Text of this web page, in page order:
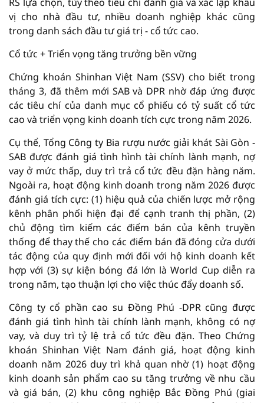
vị cho nhà đầu tư, nhiều doanh nghiệp khác cũng
trong danh sách đầu tư giá trị - cổ tức cao.
Cổ tức + Triển vọng tăng trưởng bền vững
Chứng khoán Shinhan Việt Nam (SSV) cho biết trong
tháng 3, đã thêm mới SAB và DPR nhờ đáp ứng được
các tiêu chí của danh mục cổ phiếu có tỷ suất cổ tức
cao và triển vọng kinh doanh tích cực trong năm 2026.
Cụ thể, Tổng Công ty Bia rượu nước giải khát Sài Gòn -
SAB được đánh giá tình hình tài chính lành mạnh, nợ
vay ở mức thấp, duy trì trả cổ tức đều đặn hàng năm.
Ngoài ra, hoạt động kinh doanh trong năm 2026 được
đánh giá tích cực: (1) hiệu quả của chiến lược mở rộng
kênh phân phối hiện đại để cạnh tranh thị phần, (2)
chủ động tìm kiếm các điểm bán của kênh truyền
thống để thay thế cho các điểm bán đã đóng cửa dưới
tác động của quy định mới đối với hộ kinh doanh kết
hợp với (3) sự kiện bóng đá lớn là World Cup diễn ra
trong năm, tạo thuận lợi cho việc thúc đẩy doanh số.
Công ty cổ phần cao su Đồng Phú -DPR cũng được
đánh giá tình hình tài chính lành mạnh, không có nợ
vay, và duy trì tỷ lệ trả cổ tức đều đặn. Theo Chứng
khoán Shinhan Việt Nam đánh giá, hoạt động kinh
doanh năm 2026 duy trì khả quan nhờ (1) hoạt động
kinh doanh sản phẩm cao su tăng trưởng về nhu cầu
và giá bán, (2) khu công nghiệp Bắc Đồng Phú (giai